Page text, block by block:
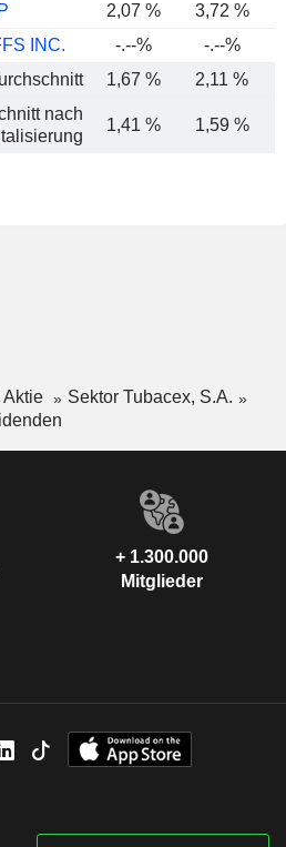
2,07 %
3,72 %
INC.
-.--% -.--%
1,67 % 2,11 %
nach
1,41 % 1,59 %
Aktie
Sektor Tubacex, S.A.
+ 1.300.000
Mitglieder